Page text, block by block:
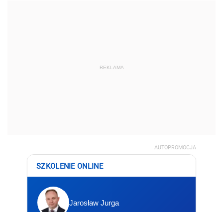
REKLAMA
AUTOPROMOCJA
SZKOLENIE ONLINE
Jarosław Jurga